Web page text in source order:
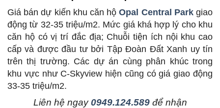
Giá bán dự kiến khu căn hộOpal Central Parkgiao
động từ 32-35 triệu/m2. Mức giá khá hợp lý cho khu
căn hộ có vị trí đắc địa; Chuỗi tiện ích nội khu cao
cấp và được đầu tư bởi Tập Đoàn Đất Xanh uy tín
trên thị trường. Các dự án cùng phân khúc trong
khu vực như C-Skyview hiện cũng có giá giao động
33-35 triệu/m2.
Liên hệ ngay 0949.124.589để nhận